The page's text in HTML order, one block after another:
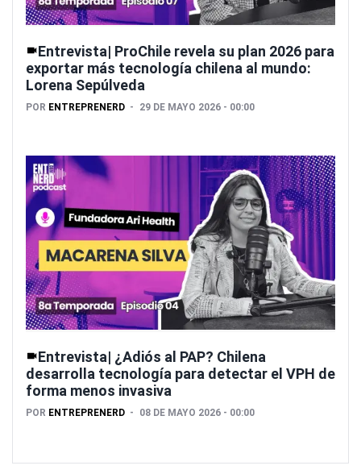
Entrevista| ProChile revela su plan 2026 para
exportar más tecnología chilena al mundo:
Lorena Sepúlveda
POR ENTREPRENERD 29 DE MAYO 2026 - 00:00
Entrevista| ¿Adiós al PAP? Chilena
desarrolla tecnología para detectar el VPH de
forma menos invasiva
POR ENTREPRENERD 08 DE MAYO 2026 - 00:00